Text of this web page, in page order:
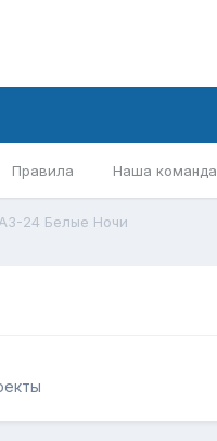
Правила Наша команда
24 Белые Ночи